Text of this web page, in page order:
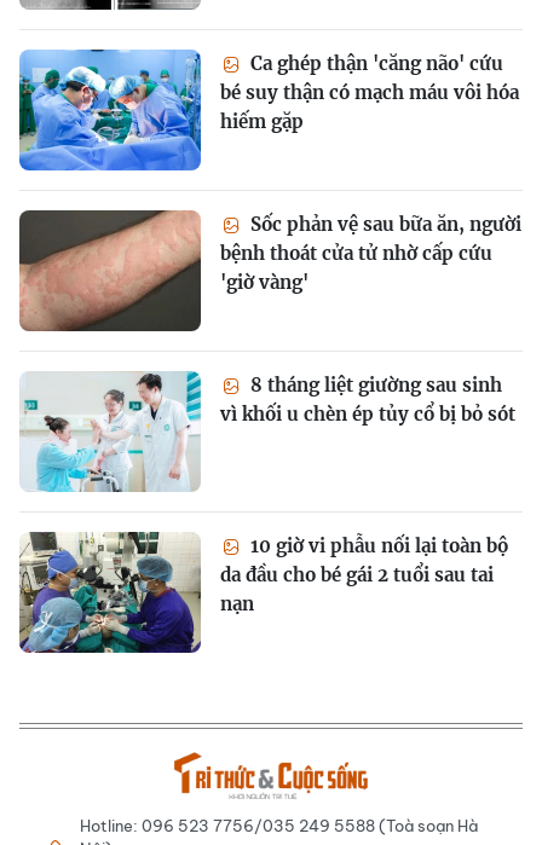
Ca ghép thận 'căng não' cứu
bé suy thận có mạch máu vôi hóa
hiếm gặp
Sốc phản vệ sau bữa ăn, người
bệnh thoát cửa tử nhờ cấp cứu
'giờ vàng'
8 tháng liệt giường sau sinh
vì khối u chèn ép tủy cổ bị bỏ sót
10 giờ vi phẫu nối lại toàn bộ
da đầu cho bé gái 2 tuổi sau tai
nạn
Hotline: 096 523 7756/035 249 5588 (Toà soạn Hà